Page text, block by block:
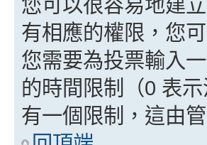
有相應的權限，您
您需要為投票輸入
的時間限制（0 表
有一個限制，這由